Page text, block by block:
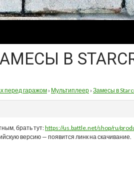
В
перед гаражом› Мультиплеер › Замесы в
брать тут:https://us.battle.net/shop/ru/
версию — появится линк на скачивание.